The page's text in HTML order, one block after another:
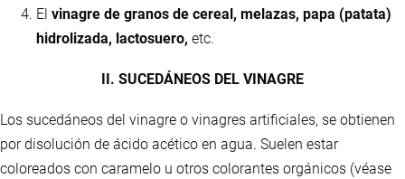
El vinagre de granos de cereal, melazas, papa (patata)
hidrolizada, lactosuero, etc.
II. SUCEDÁNEOS DEL VINAGRE
Los sucedáneos del vinagre o vinagres artificiales, se obtienen
por disolución de ácido acético en agua. Suelen estar
coloreados con caramelo u otros colorantes orgánicos (véase